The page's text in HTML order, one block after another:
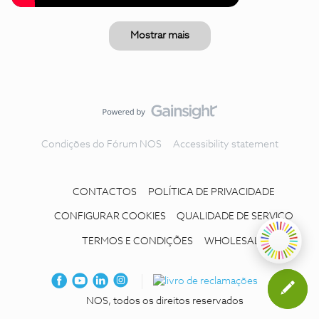
Mostrar mais
Condições do Fórum NOS Accessibility statement
CONTACTOS POLÍTICA DE PRIVACIDADE
CONFIGURAR COOKIES QUALIDADE DE SERVIÇO
TERMOS E CONDIÇÕES WHOLESALE
NOS, todos os direitos reservados